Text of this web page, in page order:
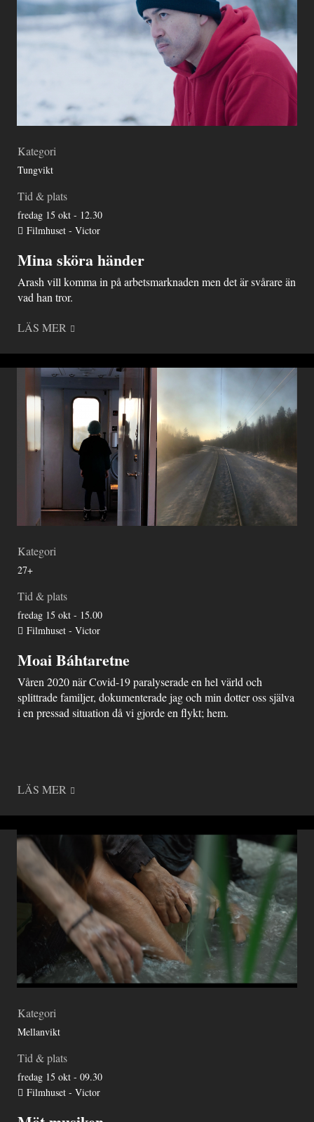
Kategori
Tungvikt
Tid & plats
fredag 15 okt - 12.30
Filmhuset - Victor
Mina sköra händer
Arash vill komma in på arbetsmarknaden men det är svårare än
vad han tror.
LÄS MER
Kategori
27+
Tid & plats
fredag 15 okt - 15.00
Filmhuset - Victor
Moai Báhtaretne
Våren 2020 när Covid-19 paralyserade en hel värld och
splittrade familjer, dokumenterade jag och min dotter oss själva
i en pressad situation då vi gjorde en flykt; hem.
LÄS MER
Kategori
Mellanvikt
Tid & plats
fredag 15 okt - 09.30
Filmhuset - Victor